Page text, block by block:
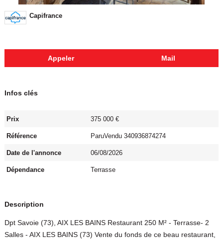
Capifrance
Appeler Mail
Infos clés
Prix 375 000 €
Référence ParuVendu 340936874274
Date de l'annonce 06/08/2026
Dépendance Terrasse
Description
Dpt Savoie (73), AIX LES BAINS Restaurant 250 M² - Terrasse- 2
Salles - AIX LES BAINS (73) Vente du fonds de ce beau restaurant,